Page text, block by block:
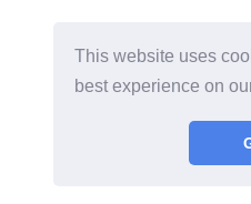
This website uses
best experience on